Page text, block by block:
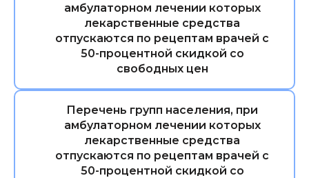
амбулаторном лечении которых
лекарственные средства
отпускаются по рецептам врачей с
50-процентной скидкой со
свободных цен
Перечень групп населения, при
амбулаторном лечении которых
лекарственные средства
отпускаются по рецептам врачей с
50-процентной скидкой со